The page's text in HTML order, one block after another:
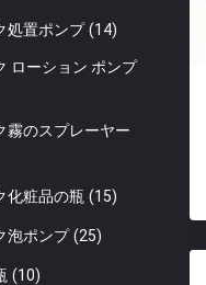
処置ポンプ (14)
ローション ポンプ
霧のスプレーヤー
化粧品の瓶 (15)
泡ポンプ (25)
(10)